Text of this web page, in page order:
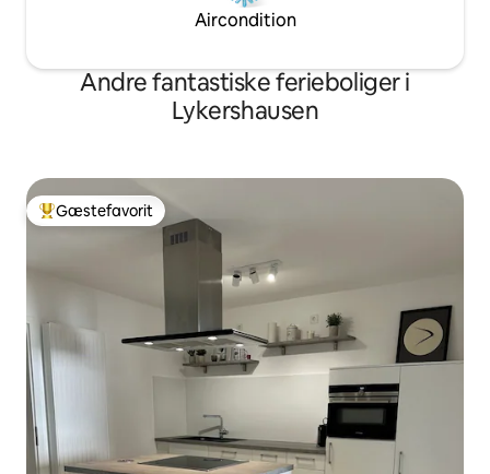
Aircondition
Andre fantastiske ferieboliger i
Lykershausen
Bedste gæstefavorit
Gæstefavorit